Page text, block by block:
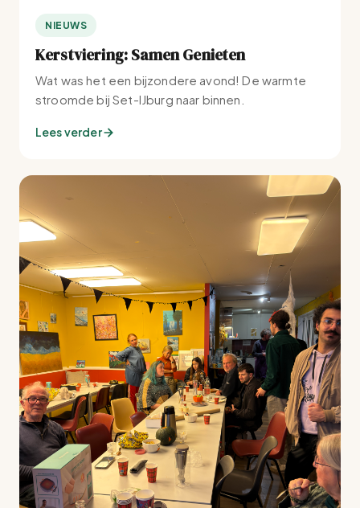
NIEUWS
Kerstviering: Samen Genieten
Wat was het een bijzondere avond! De warmte
stroomde bij Set-IJburg naar binnen.
Lees verder